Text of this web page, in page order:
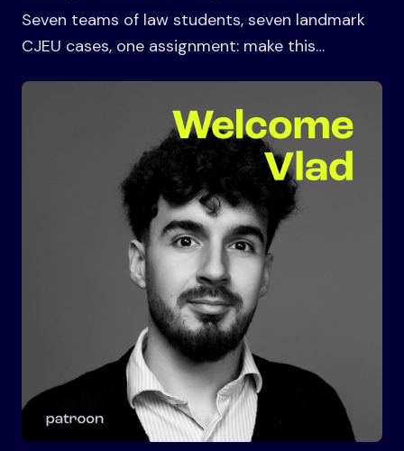
Seven teams of law students, seven landmark
CJEU cases, one assignment: make this